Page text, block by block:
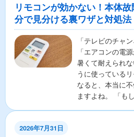
リモコンが効かない！本体
分で見分ける裏ワザと対処法
「テレビのチャ
「エアコンの電
暑くて耐えられ
うに使っている
なると、本当に
ますよね。 「も
2026年7月31日